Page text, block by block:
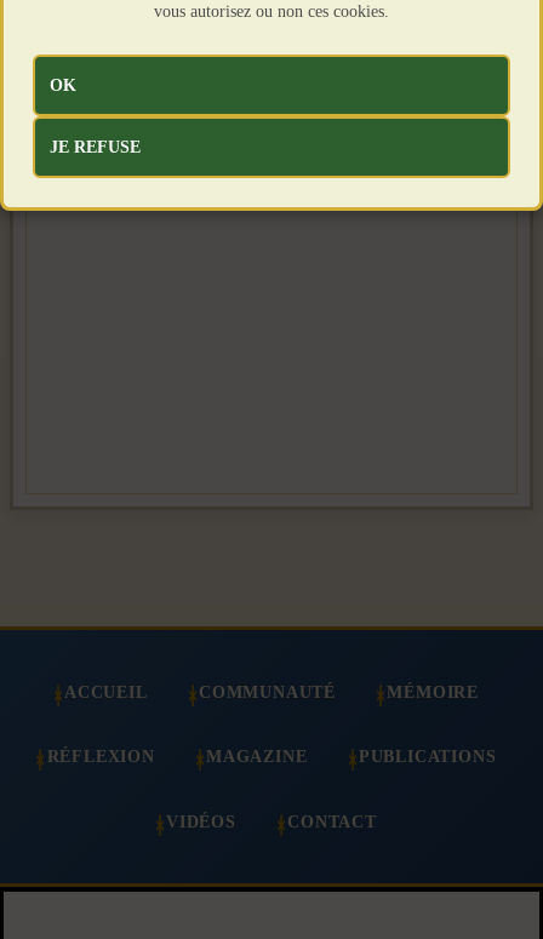
ACCUEIL COMMUNAUTÉ MÉMOIRE
RÉFLEXION MAGAZINE PUBLICATIONS
VIDÉOS CONTACT
vous autorisez ou non ces cookies.
OK
JE REFUSE